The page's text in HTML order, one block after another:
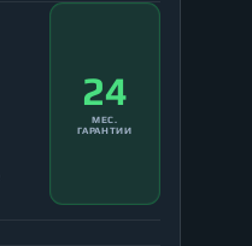
24
МЕС.
ГАРАНТИИ